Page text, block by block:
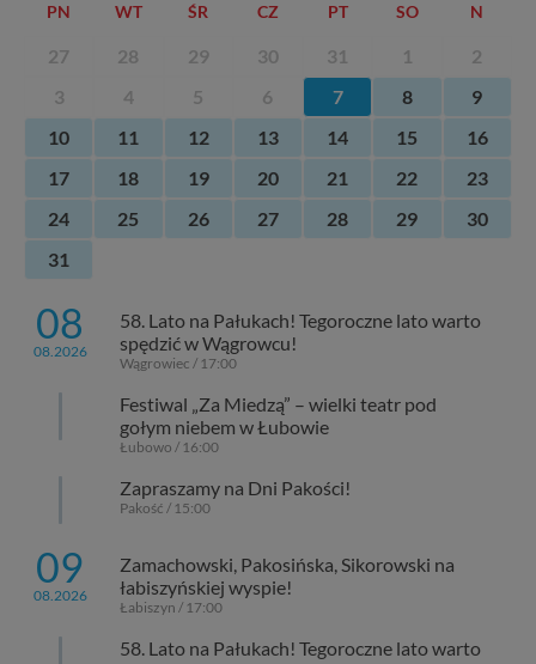
PN WT ŚR CZ PT SO N
27 28 29 30 31 1
2
3
4 5 6 7 8
9
10
11 12 13 14 15
16
17
18 19 20 21 22
23
24
25 26 27 28 29
30
31
08
08.2026
58. Lato na Pałukach! Tegoroczne lato warto
spędzić w Wągrowcu!
Wągrowiec / 17:00
Festiwal „Za Miedzą” – wielki teatr pod
gołym niebem w Łubowie
Łubowo / 16:00
Zapraszamy na Dni Pakości!
Pakość / 15:00
09
08.2026
Zamachowski, Pakosińska, Sikorowski na
łabiszyńskiej wyspie!
Łabiszyn / 17:00
58. Lato na Pałukach! Tegoroczne lato warto